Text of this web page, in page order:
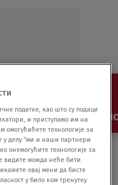
SPORT VIDEO
податке, као што су подаци
и приступамо им на
омогућићете технологије за
у делу "ми и наши партнери
онемогућите технологије за
видите можда неће бити
овај мени да бисте
у било ком тренутку